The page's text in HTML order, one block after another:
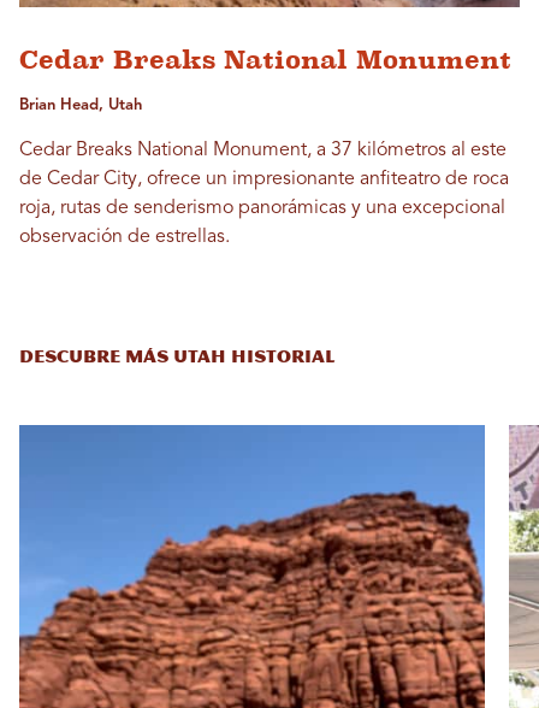
Cedar Breaks National Monument
Brian Head, Utah
Cedar Breaks National Monument, a 37 kilómetros al este
de Cedar City, ofrece un impresionante anfiteatro de roca
roja, rutas de senderismo panorámicas y una excepcional
observación de estrellas.
DESCUBRE MÁS UTAH HISTORIAL